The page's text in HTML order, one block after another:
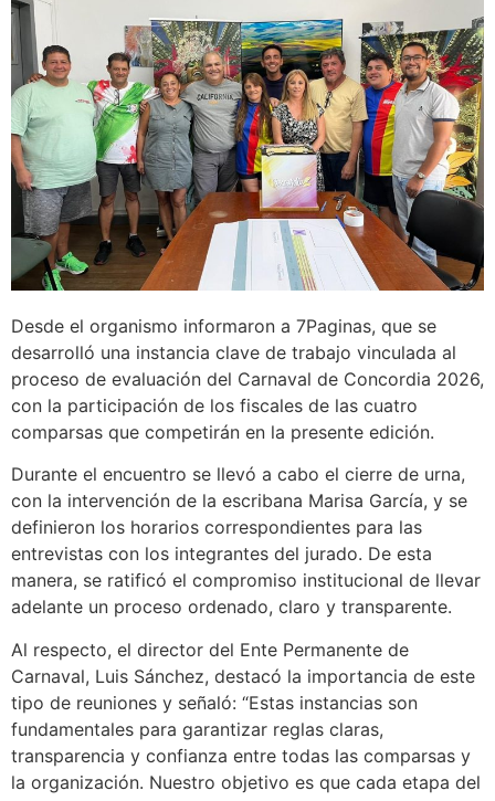
Desde el organismo informaron a 7Paginas, que se
desarrolló una instancia clave de trabajo vinculada al
proceso de evaluación del Carnaval de Concordia 2026,
con la participación de los fiscales de las cuatro
comparsas que competirán en la presente edición.
Durante el encuentro se llevó a cabo el cierre de urna,
con la intervención de la escribana Marisa García, y se
definieron los horarios correspondientes para las
entrevistas con los integrantes del jurado. De esta
manera, se ratificó el compromiso institucional de llevar
adelante un proceso ordenado, claro y transparente.
Al respecto, el director del Ente Permanente de
Carnaval, Luis Sánchez, destacó la importancia de este
tipo de reuniones y señaló: “Estas instancias son
fundamentales para garantizar reglas claras,
transparencia y confianza entre todas las comparsas y
la organización. Nuestro objetivo es que cada etapa del